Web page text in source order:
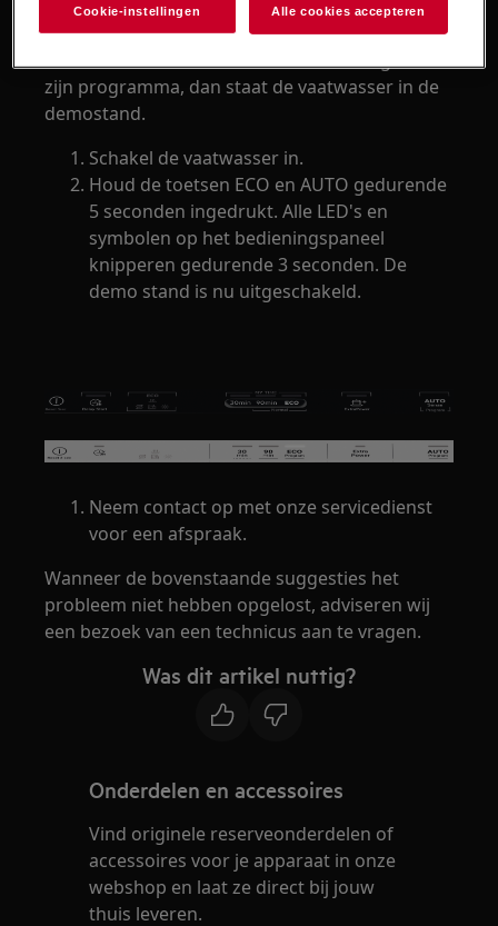
lampjes knipperen 3x achter elkaar en er een
programma gekozen wordt en als na het dicht
doen van de deur de vaatwasser niet begint aan
zijn programma, dan staat de vaatwasser in de
demostand.
Schakel de vaatwasser in.
Houd de toetsen ECO en AUTO gedurende
5 seconden ingedrukt. Alle LED's en
symbolen op het bedieningspaneel
knipperen gedurende 3 seconden. De
demo stand is nu uitgeschakeld.
Neem contact op met onze servicedienst
voor een afspraak.
Wanneer de bovenstaande suggesties het
probleem niet hebben opgelost, adviseren wij
een bezoek van een technicus aan te vragen.
Was dit artikel nuttig?
Onderdelen en accessoires
Vind originele reserveonderdelen of
accessoires voor je apparaat in onze
webshop en laat ze direct bij jouw
thuis leveren.
Cookie-instellingen Alle cookies accepteren